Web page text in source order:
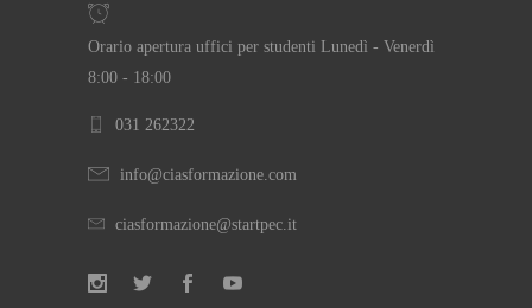
Orario apertura uffici per studenti Lunedì - Venerdì
8:00 - 18:00
031 262322
info@ciasformazione.com
ciasformazione@startpec.it